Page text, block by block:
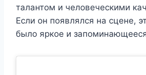
талантом и человеческими
Если он появлялся на сцене,
было яркое и